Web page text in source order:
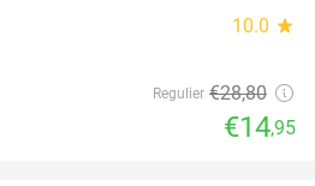
10.0 star
Regulier €28,80
€14,95